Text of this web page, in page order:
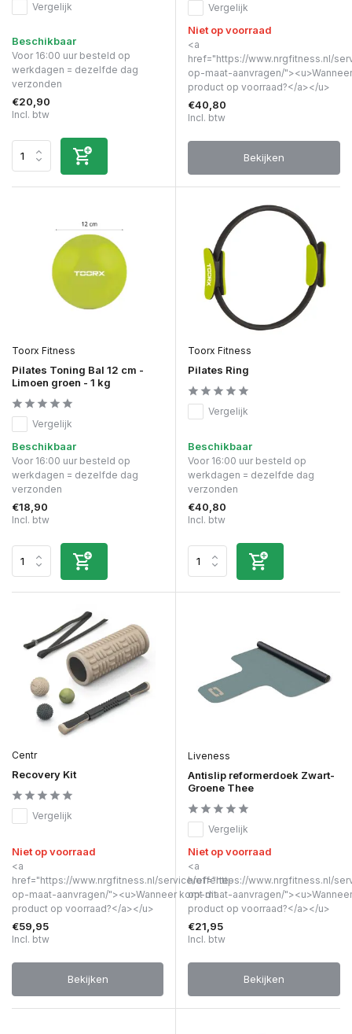
Vergelijk
Beschikbaar
Voor 16:00 uur besteld op
werkdagen = dezelfde dag
verzonden
€20,90
Incl. btw
Vergelijk
Niet op voorraad
<a
href="https://www.nrgfitness.nl/
op-maat-aanvragen/
product op voorraad?</a></u>
€40,80
Incl. btw
Bekijken
Toorx Fitness
Pilates Toning Bal 12 cm -
Limoen groen - 1 kg
Vergelijk
Beschikbaar
Voor 16:00 uur besteld op
werkdagen = dezelfde dag
verzonden
€18,90
Incl. btw
Toorx Fitness
Pilates Ring
Vergelijk
Beschikbaar
Voor 16:00 uur besteld op
werkdagen = dezelfde dag
verzonden
€40,80
Incl. btw
Centr
Recovery Kit
Vergelijk
Niet op voorraad
<a
href="https://www.nrgfitness.nl/service/offerte-
op-maat-aanvragen/"><u>Wanneer komt dit
product op voorraad?</a></u>
€59,95
Incl. btw
Bekijken
Liveness
Antislip reformerdoek Zwart-
Groene Thee
Vergelijk
Niet op voorraad
<a
href="https://www.nrgfitness.nl/
op-maat-aanvragen/
product op voorraad?</a></u>
€21,95
Incl. btw
Bekijken